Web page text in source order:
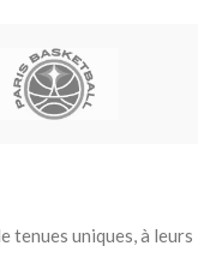
tenues uniques, à leurs